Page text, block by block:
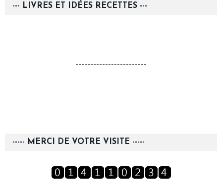
--- LIVRES ET IDÉES RECETTES ---
------------------------
----- MERCI DE VOTRE VISITE -----